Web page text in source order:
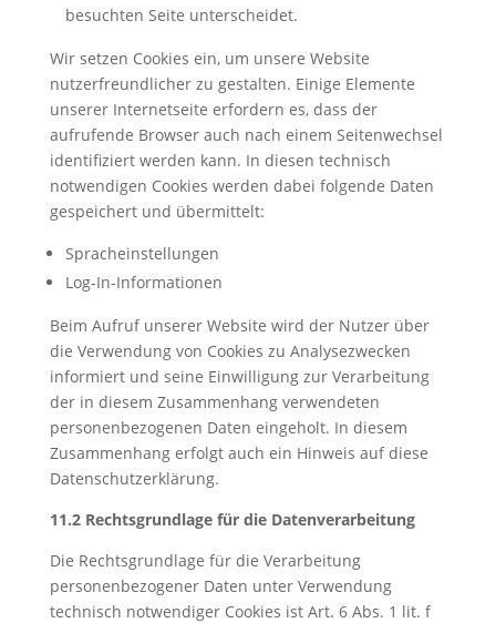
besuchten Seite unterscheidet.
Wir setzen Cookies ein, um unsere Website
nutzerfreundlicher zu gestalten. Einige Elemente
unserer Internetseite erfordern es, dass der
aufrufende Browser auch nach einem Seitenwechsel
identifiziert werden kann. In diesen technisch
notwendigen Cookies werden dabei folgende Daten
gespeichert und übermittelt:
Spracheinstellungen
Log-In-Informationen
Beim Aufruf unserer Website wird der Nutzer über
die Verwendung von Cookies zu Analysezwecken
informiert und seine Einwilligung zur Verarbeitung
der in diesem Zusammenhang verwendeten
personenbezogenen Daten eingeholt. In diesem
Zusammenhang erfolgt auch ein Hinweis auf diese
Datenschutzerklärung.
11.2 Rechtsgrundlage für die Datenverarbeitung
Die Rechtsgrundlage für die Verarbeitung
personenbezogener Daten unter Verwendung
technisch notwendiger Cookies ist Art. 6 Abs. 1 lit. f